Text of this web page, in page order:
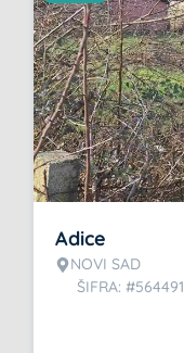
Adice
NOVI SAD
ŠIFRA: #564491